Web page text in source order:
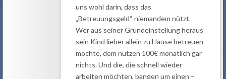
uns wohl darin, dass das
„Betreuungsgeld“ niemandem nützt.
Wer aus seiner Grundeinstellung heraus
sein Kind lieber allein zu Hause betreuen
möchte, dem nützen 100€ monatlich gar
nichts. Und die, die schnell wieder
arbeiten möchten, bangen um einen –